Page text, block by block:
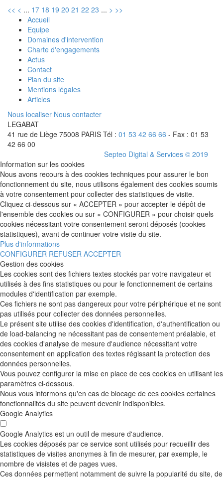
<< < ... 17 18 19 20 21 22 23 ... > >>
Accueil
Equipe
Domaines d'intervention
Charte d'engagements
Actus
Contact
Plan du site
Mentions légales
Articles
Nous localiser Nous contacter
LEGABAT
41 rue de Liège 75008 PARIS Tél : 01 53 42 66 66 - Fax : 01 53
42 66 00
Septeo Digital & Services © 2019
Information sur les cookies
Nous avons recours à des cookies techniques pour assurer le bon
fonctionnement du site, nous utilisons également des cookies soumis
à votre consentement pour collecter des statistiques de visite.
Cliquez ci-dessous sur « ACCEPTER » pour accepter le dépôt de
l'ensemble des cookies ou sur « CONFIGURER » pour choisir quels
cookies nécessitant votre consentement seront déposés (cookies
statistiques), avant de continuer votre visite du site.
Plus d'informations
CONFIGURER REFUSER ACCEPTER
Gestion des cookies
Les cookies sont des fichiers textes stockés par votre navigateur et
utilisés à des fins statistiques ou pour le fonctionnement de certains
modules d'identification par exemple.
Ces fichiers ne sont pas dangereux pour votre périphérique et ne sont
pas utilisés pour collecter des données personnelles.
Le présent site utilise des cookies d'identification, d'authentification ou
de load-balancing ne nécessitant pas de consentement préalable, et
des cookies d'analyse de mesure d'audience nécessitant votre
consentement en application des textes régissant la protection des
données personnelles.
Vous pouvez configurer la mise en place de ces cookies en utilisant les
paramètres ci-dessous.
Nous vous informons qu'en cas de blocage de ces cookies certaines
fonctionnalités du site peuvent devenir indisponibles.
Google Analytics
Google Analytics est un outil de mesure d'audience.
Les cookies déposés par ce service sont utilisés pour recueillir des
statistiques de visites anonymes à fin de mesurer, par exemple, le
nombre de visistes et de pages vues.
Ces données permettent notamment de suivre la popularité du site, de